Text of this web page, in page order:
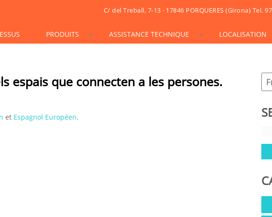
C/ del Treball, 7-13 · 17846 PORQUERES (Girona) Tel.
PRODUITS
TOTALSIF
ASSISTANCE TECHNIQUE LOCALISATION
espais que connecten a les persones.
et Espagnol Européen.